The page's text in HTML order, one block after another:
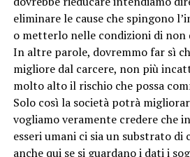
eliminare le cause che spingono
o metterlo nelle condizioni di non
In altre parole, dovremmo far sì
migliore dal carcere, non più
molto alto il rischio che possa
Solo così la società potrà
vogliamo veramente credere che
esseri umani ci sia un substrato
anche qui se si guardano i dati i